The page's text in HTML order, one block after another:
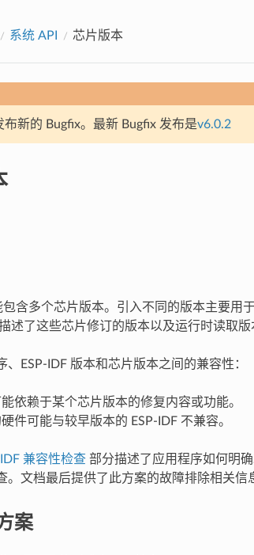
系统 API 芯片版本
布新的 Bugfix。最新 Bugfix 发布是v6.0.2
包含多个芯片版本。引入不同的版本主要用
述了这些芯片修订的版本以及运行时读取版
、ESP-IDF 版本和芯片版本之间的兼容性：
依赖于某个芯片版本的修复内容或功能。
件可能与较早版本的 ESP-IDF 不兼容。
IDF 兼容性检查部分描述了应用程序如何明
。文档最后提供了此方案的故障排除相关信
案